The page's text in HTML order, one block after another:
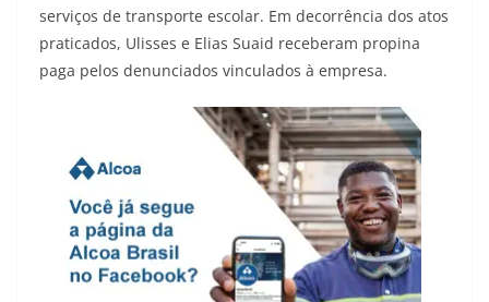
serviços de transporte escolar. Em decorrência dos atos
praticados, Ulisses e Elias Suaid receberam propina
paga pelos denunciados vinculados à empresa.